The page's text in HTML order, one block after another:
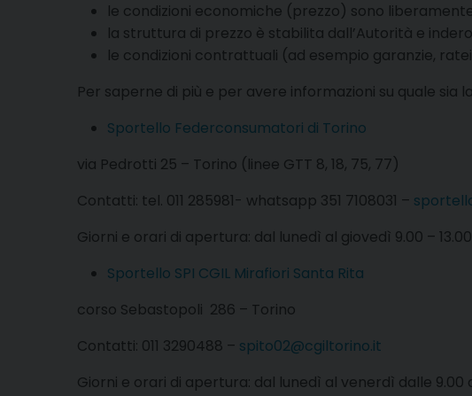
le condizioni economiche (prezzo) sono
la struttura di prezzo è stabilita dall’Autorità e
le condizioni contrattuali (ad esempio garanzie,
Per saperne di più e per avere informazioni su quale sia
Sportello Federconsumatori di Torino
via Pedrotti 25 – Torino (linee GTT 8, 18, 75, 77)
Contatti: tel. 011 285981- whatsapp 351 7108031 –
Giorni e orari di apertura: dal lunedì al giovedì 9.00 –
Sportello SPI CGIL Mirafiori Santa Rita
corso Sebastopoli 286 – Torino
Contatti: 011 3290488 – spito02@cgiltorino.it
Giorni e orari di apertura: dal lunedì al venerdì dalle 9.00